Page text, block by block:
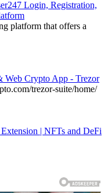
Login, Registration,
platform that offers a
Web Crypto App - Trezor
trezor-suite/home/
| NFTs and DeFi